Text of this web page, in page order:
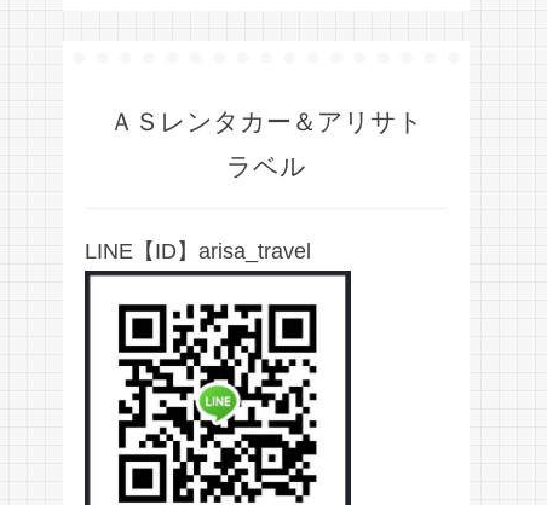
ＡＳレンタカー＆アリサト
ラベル
LINE【ID】arisa_travel